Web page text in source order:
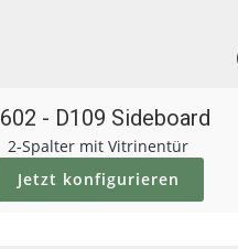
- D109 Sideboard
2-Spalter mit Vitrinentür
Jetzt konfigurieren